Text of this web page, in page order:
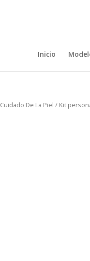
Inicio
Cuidado De La Piel / Kit